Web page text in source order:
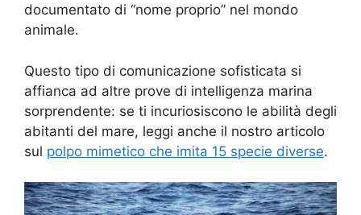
documentato di “nome proprio” nel mondo
animale.
Questo tipo di comunicazione sofisticata si
affianca ad altre prove di intelligenza marina
sorprendente: se ti incuriosiscono le abilità degli
abitanti del mare, leggi anche il nostro articolo
sul polpo mimetico che imita 15 specie diverse.